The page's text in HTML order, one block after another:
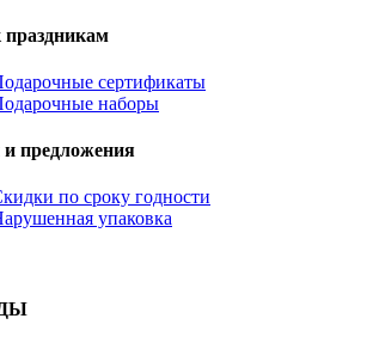
праздникам
сертификаты
наборы
предложения
по сроку годности
упаковка